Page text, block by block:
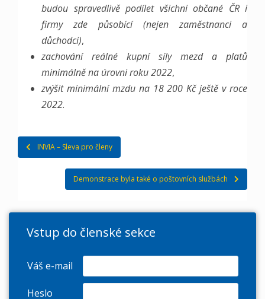
budou spravedlivě podílet všichni občané ČR i
firmy zde působící (nejen zaměstnanci a
důchodci),
zachování reálné kupní síly mezd a platů
minimálně na úrovni roku 2022,
zvýšit minimální mzdu na 18 200 Kč ještě v roce
2022.
Navigace
příspěvek
INVIA – Sleva pro členy
Demonstrace byla také o poštovních službách
Vstup do členské sekce
Váš e-mail
Heslo